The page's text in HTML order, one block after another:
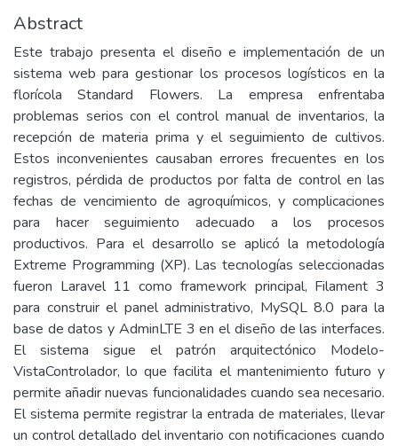
Abstract
Este trabajo presenta el diseño e implementación de un
sistema web para gestionar los procesos logísticos en la
florícola Standard Flowers. La empresa enfrentaba
problemas serios con el control manual de inventarios, la
recepción de materia prima y el seguimiento de cultivos.
Estos inconvenientes causaban errores frecuentes en los
registros, pérdida de productos por falta de control en las
fechas de vencimiento de agroquímicos, y complicaciones
para hacer seguimiento adecuado a los procesos
productivos. Para el desarrollo se aplicó la metodología
Extreme Programming (XP). Las tecnologías seleccionadas
fueron Laravel 11 como framework principal, Filament 3
para construir el panel administrativo, MySQL 8.0 para la
base de datos y AdminLTE 3 en el diseño de las interfaces.
El sistema sigue el patrón arquitectónico Modelo-
VistaControlador, lo que facilita el mantenimiento futuro y
permite añadir nuevas funcionalidades cuando sea necesario.
El sistema permite registrar la entrada de materiales, llevar
un control detallado del inventario con notificaciones cuando